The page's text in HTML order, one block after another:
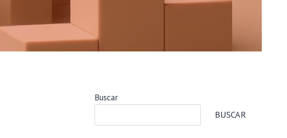
Buscar
BUSCAR